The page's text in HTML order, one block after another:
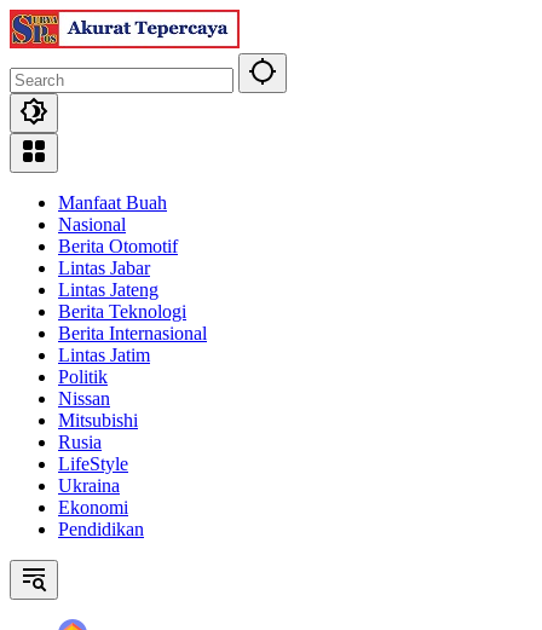
Skip
to
Manfaat Buah
Nasional
Berita Otomotif
Lintas Jabar
Lintas Jateng
Berita Teknologi
Berita Internasional
Lintas Jatim
Politik
Nissan
Mitsubishi
Rusia
LifeStyle
Ukraina
Ekonomi
Pendidikan